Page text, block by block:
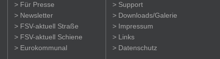
> Für Presse
> Newsletter
> FSV-aktuell Straße
> FSV-aktuell Schiene
> Eurokommunal
> Support
> Downloads/Galerie
> Impressum
> Links
> Datenschutz